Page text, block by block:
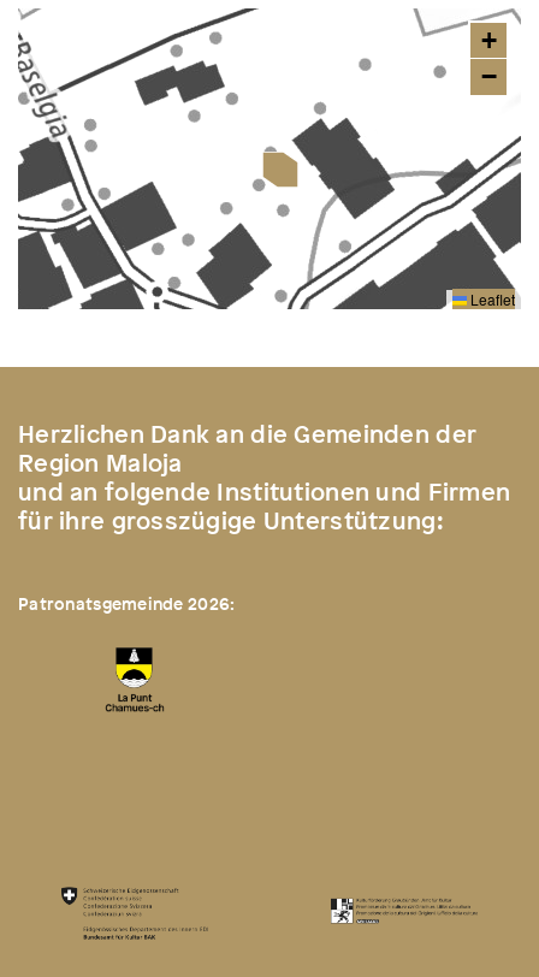
+
−
Leaflet
Herzlichen Dank an die Gemeinden der
Region Maloja
und an folgende Institutionen und Firmen
für ihre grosszügige Unterstützung:
Patronatsgemeinde 2026: